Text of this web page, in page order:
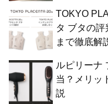
TOKYO
タ ブタの
まで徹底解
ルピリーナ
当？メリッ
説